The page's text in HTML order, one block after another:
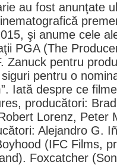
au fost anunţate
şi anume cele
PGA (The
Zanuck pentru
siguri pentru o
”. Iată despre ce filme
producători:
Lorenz, Peter
Alejandro G.
(IFC Films,
Foxcatcher